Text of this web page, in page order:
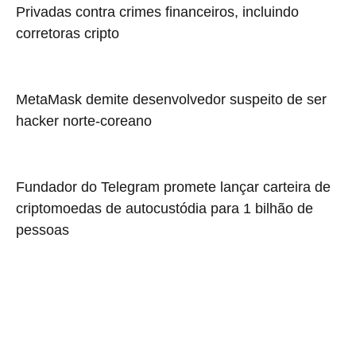
Privadas contra crimes financeiros, incluindo
corretoras cripto
MetaMask demite desenvolvedor suspeito de ser
hacker norte-coreano
Fundador do Telegram promete lançar carteira de
criptomoedas de autocustódia para 1 bilhão de
pessoas